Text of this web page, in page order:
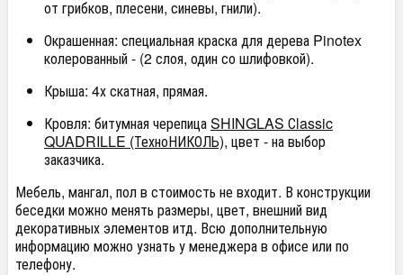
от грибков, плесени, синевы, гнили).
Окрашенная: специальная краска для дерева Pinotex
колерованный - (2 слоя, один со шлифовкой).
Крыша: 4х скатная, прямая.
Кровля: битумная черепицаSHINGLAS Сlassic
QUADRILLE (ТехноНИКОЛЬ), цвет - на выбор
заказчика.
Мебель, мангал, пол в стоимость не входит. В конструкции
беседки можно менять размеры, цвет, внешний вид
декоративных элементов итд. Всю дополнительную
информацию можно узнать у менеджера в офисе или по
телефону.